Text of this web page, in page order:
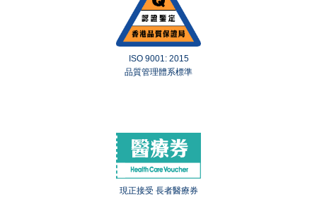
ISO 9001: 2015
品質管理體系標準
現正接受 長者醫療券